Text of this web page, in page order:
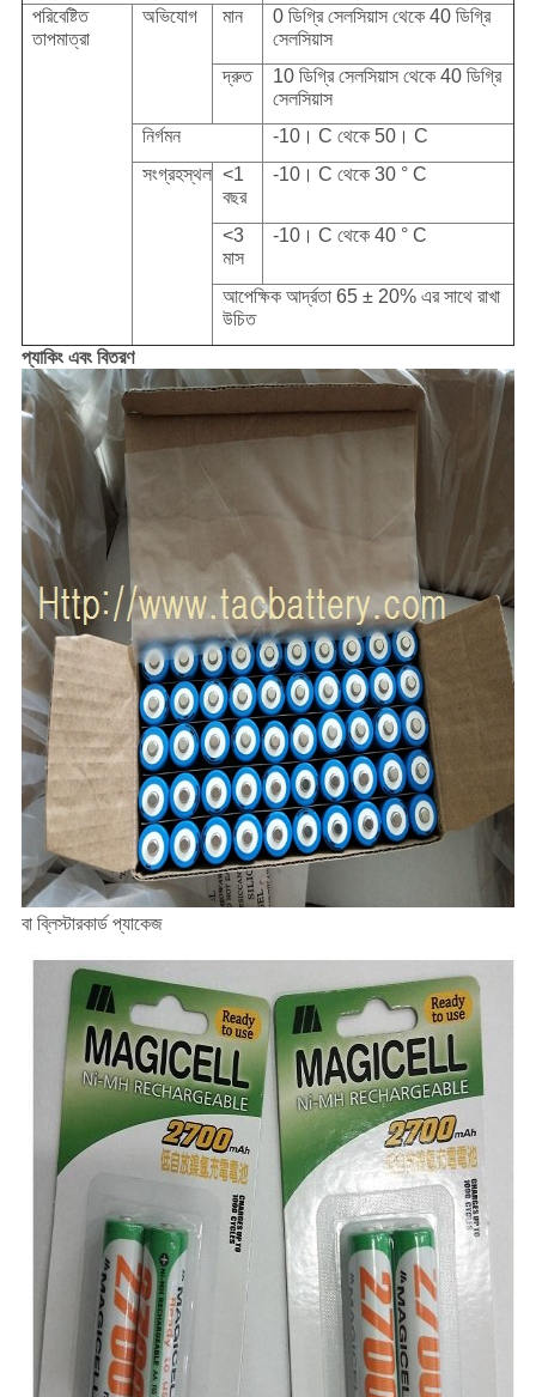
পরিবেষ্টিত
তাপমাত্রা
অভিযোগ মান
0 ডিগ্রি সেলসিয়াস থেকে 40 ডিগ্রি
সেলসিয়াস
দ্রুত
10 ডিগ্রি সেলসিয়াস থেকে 40 ডিগ্রি
সেলসিয়াস
নির্গমন
-10। C থেকে 50। C
সংগ্রহস্থল <1
বছর
-10। C থেকে 30 ° C
<3
মাস
-10। C থেকে 40 ° C
আপেক্ষিক আর্দ্রতা 65 ± 20% এর সাথে রাখা
উচিত
প্যাকিং এবং বিতরণ
বা ব্লিস্টারকার্ড প্যাকেজ